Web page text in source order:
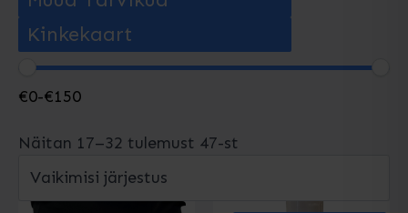
Kinkekaart
€0-€150
Näitan 17–32 tulemust 47-st